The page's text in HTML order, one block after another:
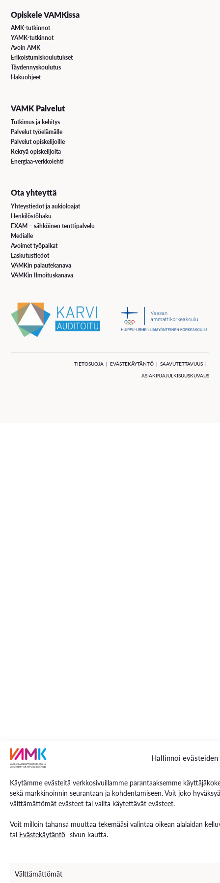
Hallinnoi
Käytämme evästeitä verkkosivuillamme parantaaksemme
sekä markkinoinnin seurantaan ja kohdentamiseen. Voit joko
välttämättömät evästeet tai valita käytettävät evästeet.
Voit milloin tahansa muuttaa tekemääsi valintaa oikean alalaidan
tai Evästekäytäntö -sivun kautta.
Välttämättömät
Teorialuokkia
<45 istumapaikkaa
>44 istumapaikkaa
Kliinisten luokkien vuokraus: Perusmaksu
Ravintola Alere
Ravintola Alere sekä juhlasali G178 + H185 , 564 m2,
182 istumapaikkaa + 106 istumapaikkaa pöytineen
Yhteystiedot
Lisäkysymykset ja tarjoukset Åsa Boström,
Yrkeshögskolan Novia
Växel tfn (06) 328 5000
Opiskele VAMKissa
AMK-tutkinnot
YAMK-tutkinnot
Avoin AMK
Erikoistumiskoulutukset
Täydennyskoulutus
Hakuohjeet
VAMK Palvelut
Tutkimus ja kehitys
Palvelut työelämälle
Palvelut opiskelijoille
Rekryä opiskelijoita
Energiaa-verkkolehti
Ota yhteyttä
Yhteystiedot ja aukioloajat
Henkilöstöhaku
EXAM – sähköinen tenttipalvelu
Medialle
Avoimet työpaikat
Laskutustiedot
VAMKin palautekanava
VAMKin Ilmoituskanava
TIETOSUOJA EVÄSTEKÄYTÄNTÖ
SAAVUTETTAVUUS
ASIAKIRJAJULKISUUSKUVAUS